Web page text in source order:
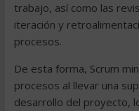
trabajo, así como las
iteración y
procesos.
De esta forma, Scrum
procesos al llevar una
desarrollo del proyecto,